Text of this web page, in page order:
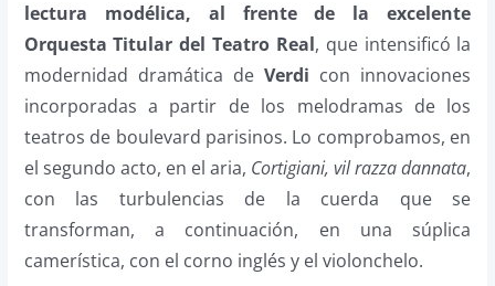
lectura modélica, al frente de la excelente
Orquesta Titular del Teatro Real, que intensificó la
modernidad dramática deVerdi con innovaciones
incorporadas a partir de los melodramas de los
teatros de boulevard parisinos. Lo comprobamos, en
el segundo acto, en el aria, Cortigiani, vil razza dannata,
con las turbulencias de la cuerda que se
transforman, a continuación, en una súplica
camerística, con el corno inglés y el violonchelo.